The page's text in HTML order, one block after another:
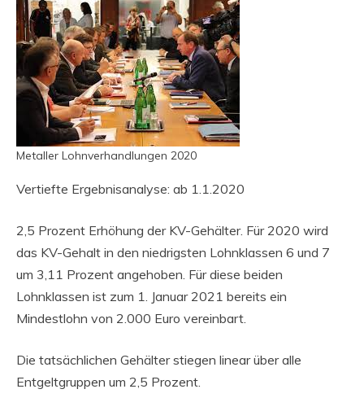
Metaller Lohnverhandlungen 2020
Vertiefte Ergebnisanalyse: ab 1.1.2020
2,5 Prozent Erhöhung der KV-Gehälter. Für 2020 wird
das KV-Gehalt in den niedrigsten Lohnklassen 6 und 7
um 3,11 Prozent angehoben. Für diese beiden
Lohnklassen ist zum 1. Januar 2021 bereits ein
Mindestlohn von 2.000 Euro vereinbart.
Die tatsächlichen Gehälter stiegen linear über alle
Entgeltgruppen um 2,5 Prozent.